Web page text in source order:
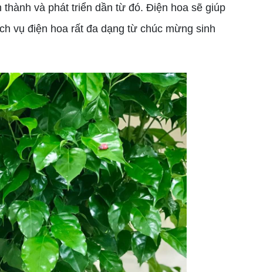
và phát triển dần từ đó. Điện hoa sẽ giúp
vụ điện hoa rất đa dạng từ chúc mừng sinh